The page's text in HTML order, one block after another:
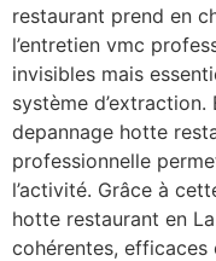
restaurant prend en
l’entretien vmc
invisibles mais
système
depannage hotte
professionnelle
l’activité. Grâce à
hotte restaurant en
cohérentes,